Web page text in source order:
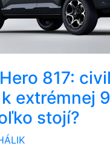
817:
extrémnej
stojí?